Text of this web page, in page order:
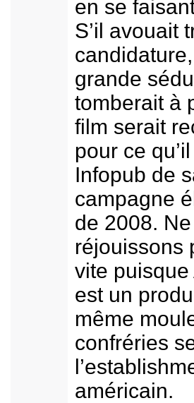
en se
S’il avouait
grande
tomberait à
film serait
pour ce
Infopub de
campagne
de 2008.
réjouissons
vite puisque
est un
même
confréries
américain.